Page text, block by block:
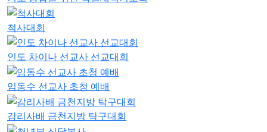
척사대회
인도 차이나 선교사 선교대회
임동수 선교사 초청 예배
감리사배 금천지방 탁구대회